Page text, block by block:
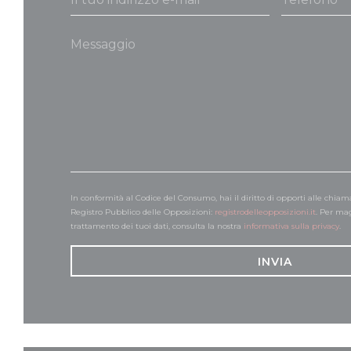
In conformità al Codice del Consumo, hai il diritto di opporti alle
Registro Pubblico delle Opposizioni: registrodelleopposizioni.it. Per
trattamento dei tuoi dati, consulta la nostra informativa sulla privacy.